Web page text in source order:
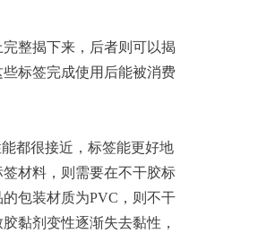
整揭下来，后者则可以揭
标签完成使用后能被消费
都很接近，标签能更好地
材料，则需要在不干胶标
包装材质为PVC，则不干
黏剂变性逐渐失去黏性，